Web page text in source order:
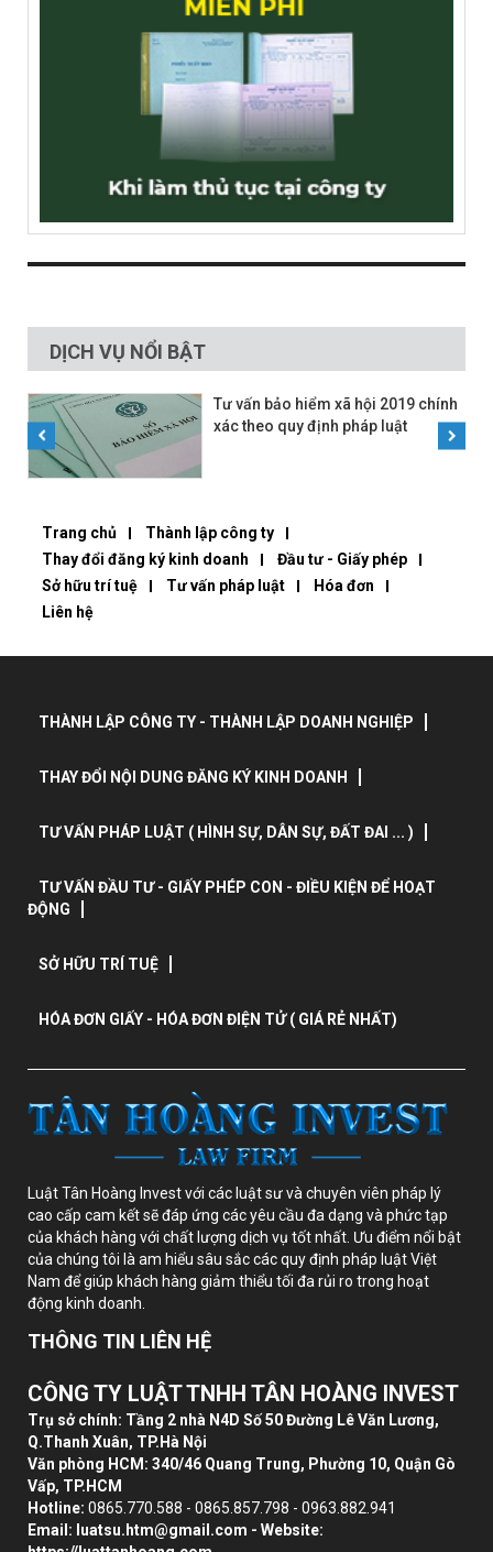
DỊCH VỤ NỔI BẬT
Tư vấn bảo hiểm xã hội 2019 chính
xác theo quy định pháp luật
Trang chủ
Thành lập công ty
Thay đổi đăng ký kinh doanh
Đầu tư - Giấy phép
Sở hữu trí tuệ
Tư vấn pháp luật
Hóa đơn
Liên hệ
THÀNH LẬP CÔNG TY - THÀNH LẬP DOANH NGHIỆP
THAY ĐỔI NỘI DUNG ĐĂNG KÝ KINH DOANH
TƯ VẤN PHÁP LUẬT ( HÌNH SỰ, DÂN SỰ, ĐẤT ĐAI ... )
TƯ VẤN ĐẦU TƯ - GIẤY PHÉP CON - ĐIỀU KIỆN ĐỂ HOẠT
ĐỘNG
SỞ HỮU TRÍ TUỆ
HÓA ĐƠN GIẤY - HÓA ĐƠN ĐIỆN TỬ ( GIÁ RẺ NHẤT)
Luật Tân Hoàng Invest với các luật sư và chuyên viên pháp lý
cao cấp cam kết sẽ đáp ứng các yêu cầu đa dạng và phức tạp
của khách hàng với chất lượng dịch vụ tốt nhất. Ưu điểm nổi bật
của chúng tôi là am hiểu sâu sắc các quy định pháp luật Việt
Nam để giúp khách hàng giảm thiểu tối đa rủi ro trong hoạt
động kinh doanh.
THÔNG TIN LIÊN HỆ
CÔNG TY LUẬT TNHH TÂN HOÀNG INVEST
Trụ sở chính: Tầng 2 nhà N4D Số 50 Đường Lê Văn Lương,
Q.Thanh Xuân, TP.Hà Nội
Văn phòng HCM: 340/46 Quang Trung, Phường 10, Quận Gò
Vấp, TP.HCM
Hotline: 0865.770.588 - 0865.857.798 - 0963.882.941
Email: luatsu.htm@gmail.com - Website: